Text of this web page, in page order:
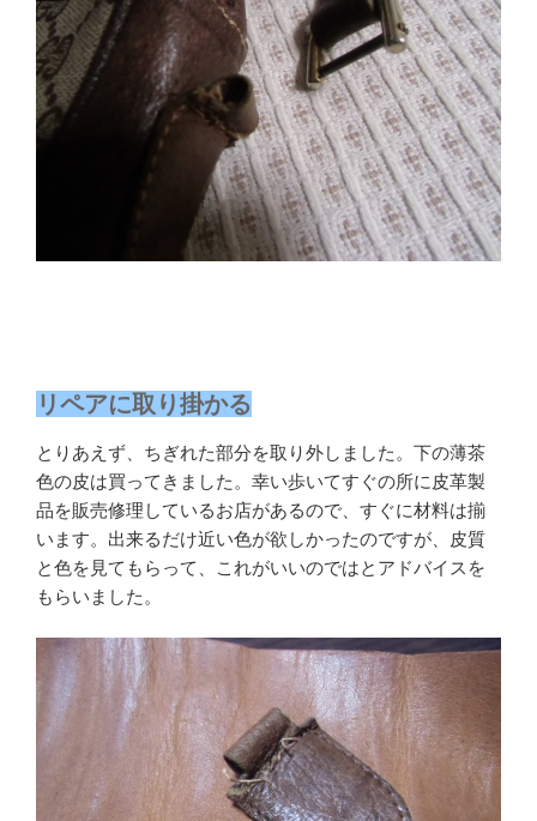
リペアに取り掛かる
とりあえず、ちぎれた部分を取り外しました。下の薄茶
色の皮は買ってきました。幸い歩いてすぐの所に皮革製
品を販売修理しているお店があるので、すぐに材料は揃
います。出来るだけ近い色が欲しかったのですが、皮質
と色を見てもらって、これがいいのではとアドバイスを
もらいました。